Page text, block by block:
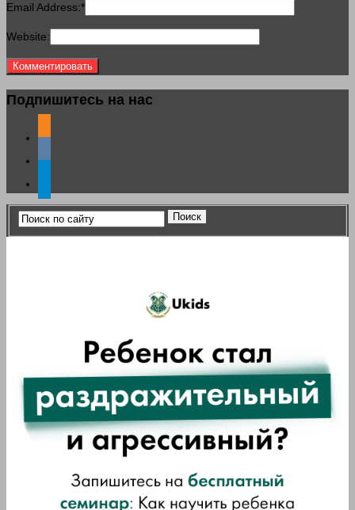
Email Address:*
Website:
Подпишитесь на нас